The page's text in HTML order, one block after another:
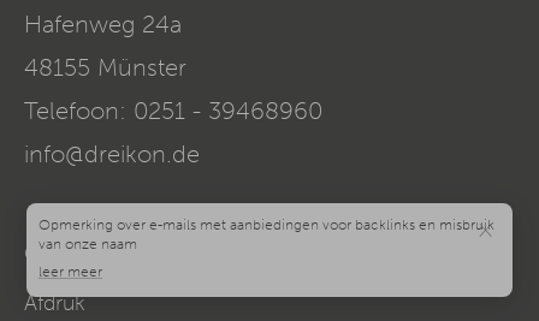
Hafenweg 24a
48155 Münster
Telefoon: 0251 - 39468960
info@dreikon.de
Gegevensbescherming
Afdruk
×